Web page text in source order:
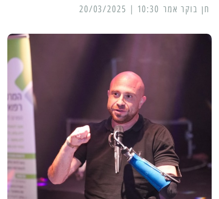
10:30 | 20/03/2025